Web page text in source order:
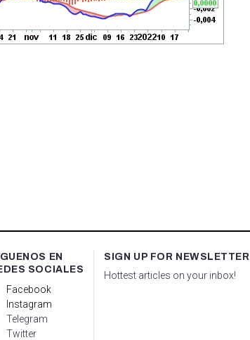
EN
SOCIALES
Facebook
Instagram
Telegram
Twitter
SIGN UP FOR NEWSLETTER
Hottest articles on your inbox!